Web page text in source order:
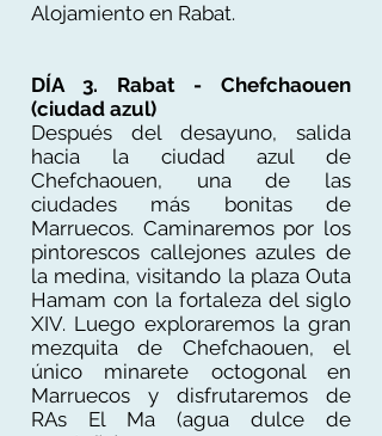
Alojamiento en Rabat.
DÍA 3. Rabat - Chefchaouen
(ciudad azul)
Después del desayuno, salida
hacia la ciudad azul de
Chefchaouen, una de las
ciudades más bonitas de
Marruecos. Caminaremos por los
pintorescos callejones azules de
la medina, visitando la plaza Outa
Hamam con la fortaleza del siglo
XIV. Luego exploraremos la gran
mezquita de Chefchaouen, el
único minarete octogonal en
Marruecos y disfrutaremos de
RAs El Ma (agua dulce de